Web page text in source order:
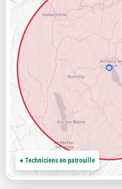
● Techniciens en patrouille